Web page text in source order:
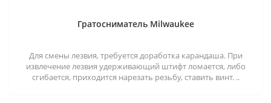
Гратосниматель Milwaukee
Для смены лезвия, требуется доработка карандаша. При
извлечение лезвия удерживающий штифт ломается, либо
сгибается, приходится нарезать резьбу, ставить винт. ..